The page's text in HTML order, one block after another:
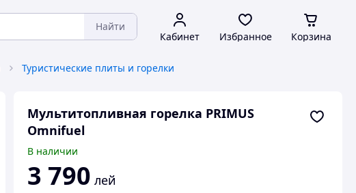
Найти
Кабинет Избранное Корзина
Туристические плиты и горелки
Мультитопливная горелка PRIMUS
Omnifuel
В наличии
3 790 лей